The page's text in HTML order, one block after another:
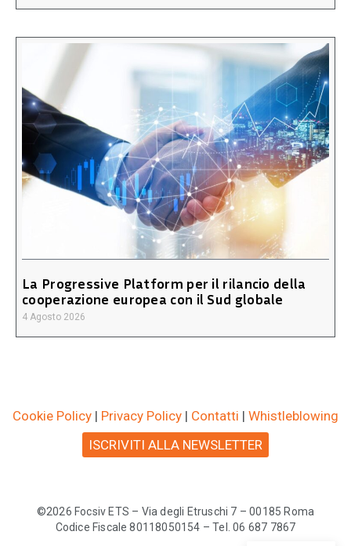
La Progressive Platform per il rilancio della
cooperazione europea con il Sud globale
4 Agosto 2026
Cookie Policy | Privacy Policy | Contatti | Whistleblowing
ISCRIVITI ALLA NEWSLETTER
©2026 Focsiv ETS – Via degli Etruschi 7 – 00185 Roma
Codice Fiscale 80118050154 – Tel. 06 687 7867